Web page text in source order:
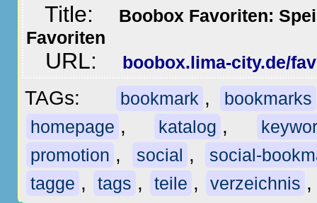
Title:
Boobox Favoriten:
Favoriten
URL: boobox.lima-city.de/
TAGs: bookmark ,
bookmarks
homepage , katalog ,
promotion , social ,
social-
tagge , tags , teile , verzeichnis ,